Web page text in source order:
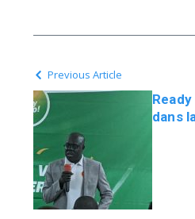
Previous Article
dans